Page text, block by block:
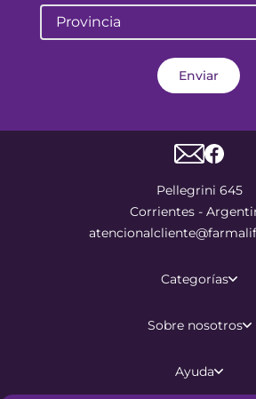
Provincia
Enviar
Pellegrini 645
Corrientes -
Categorías
Sobre nosotros
Ayuda